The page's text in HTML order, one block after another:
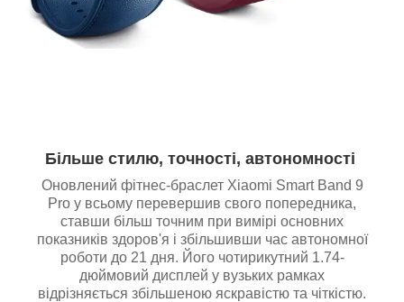
Більше стилю, точності, автономності
Оновлений фітнес-браслет Xiaomi Smart Band 9
Pro у всьому перевершив свого попередника,
ставши більш точним при вимірі основних
показників здоров'я і збільшивши час автономної
роботи до 21 дня. Його чотирикутний 1.74-
дюймовий дисплей у вузьких рамках
відрізняється збільшеною яскравістю та чіткістю.